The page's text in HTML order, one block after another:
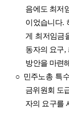
음에도 최저
이었습니다.
게 최저임금
동자의 요구,
방안을 마련
○ 민주노총 특
금위원회 도
자의 요구를